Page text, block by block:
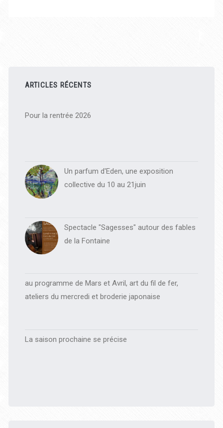
latérale
principale
ARTICLES RÉCENTS
Pour la rentrée 2026
Un parfum d'Eden, une exposition
collective du 10 au 21juin
Spectacle "Sagesses" autour des fables
de la Fontaine
au programme de Mars et Avril, art du fil de fer,
ateliers du mercredi et broderie japonaise
La saison prochaine se précise